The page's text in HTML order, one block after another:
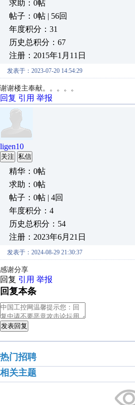
求助：0帖
帖子：0帖 | 56回
年度积分：31
历史总积分：67
注册：2015年1月11日
发表于：2023-07-20 14:54:29
谢谢楼主奉献。。。。。
回复 引用 举报
ligen10
关注 私信
精华：0帖
求助：0帖
帖子：0帖 | 4回
年度积分：4
历史总积分：54
注册：2023年6月21日
发表于：2024-08-29 21:30:37
感谢分享
回复 引用 举报
回复本条
发表回复
热门招聘
相关主题